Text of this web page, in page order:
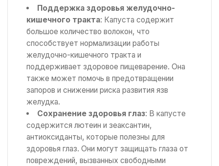
Поддержка здоровья желудочно-
кишечного тракта: Капуста содержит
большое количество волокон, что
способствует нормализации работы
желудочно-кишечного тракта и
поддерживает здоровое пищеварение. Она
также может помочь в предотвращении
запоров и снижении риска развития язв
желудка.
Сохранение здоровья глаз: В капусте
содержится лютеин и зеаксантин,
антиоксиданты, которые полезны для
здоровья глаз. Они могут защищать глаза от
повреждений, вызванных свободными